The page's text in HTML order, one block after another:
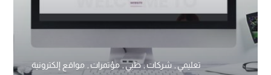
تعليمي شركات طبي مؤتمرات مواقع إلكترونية